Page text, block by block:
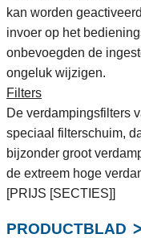
kan worden
invoer op het
onbevoegden de
ongeluk wijzigen.
Filters
De verdampingsfilters
speciaal filterschuim,
bijzonder groot
de extreem hoge
[PRIJS [SECTIES]]
PRODUCTBLAD